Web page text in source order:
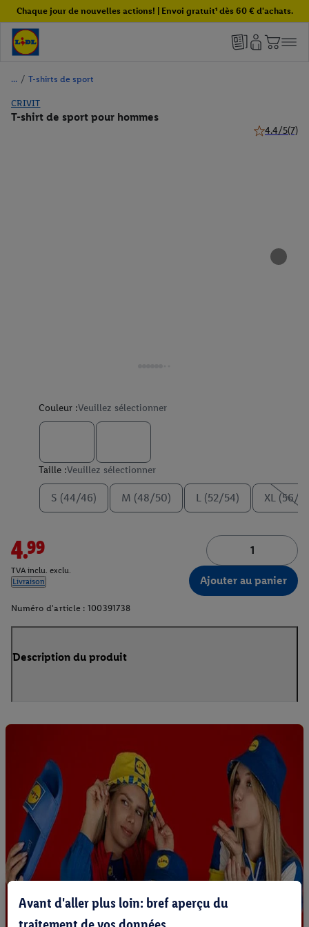
Chaque jour de nouvelles actions! | Envoi gratuit¹ dès 60 € d'achats.
/ T-shirts de sport
CRIVIT
T-shirt de sport pour hommes
4.4/5(7)
Couleur :Veuillez sélectionner
Taille :Veuillez sélectionner
S (44/46) M (48/50) L (52/54) XL (56/
4.99
TVA inclu. exclu.
Livraison
Ajouter au panier
Numéro d'article : 100391738
Description du produit
Avant d'aller plus loin: bref aperçu du